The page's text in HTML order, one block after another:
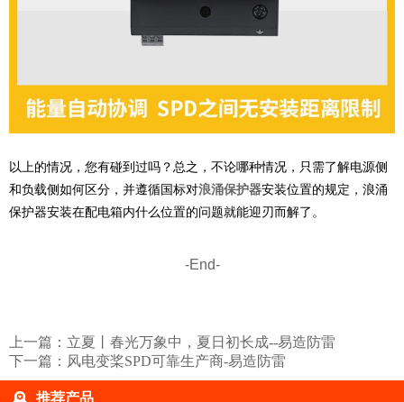
以上的情况，您有碰到过吗？总之，不论哪种情况，只需了解电源侧
和负载侧如何区分，并遵循国标对浪涌保护器安装位置的规定，浪涌
保护器安装在配电箱内什么位置的问题就能迎刃而解了。
-End-
上一篇： 立夏丨春光万象中，夏日初长成--易造防雷
下一篇： 风电变桨SPD可靠生产商-易造防雷
推荐产品